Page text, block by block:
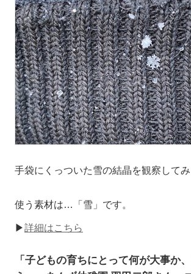
手袋にくっついた雪の結晶を観察してみ
使う素材は…「雪」です。
▶詳細はこちら
「子どもの育ちにとって何が大事か